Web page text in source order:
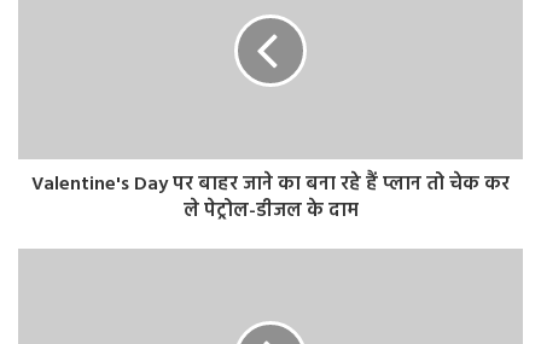
साथ 70,937.38 अंक पर कारोबार कर रहा था। एनएसई निफ्टी
180.50 अंक या 0.83 प्रतिशत गिरकर 21,562.75 अंक पर था।
Valentine's Day पर बाहर जाने का बना रहे हैं प्लान तो चेक कर
ले पेट्रोल-डीजल के दाम